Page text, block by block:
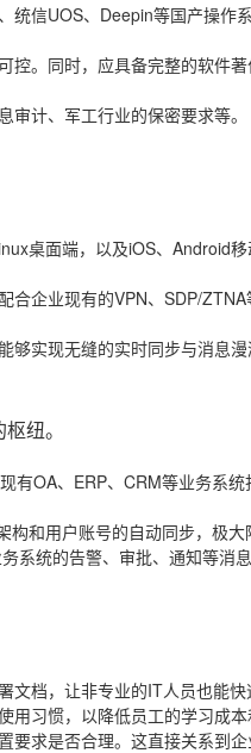
统信UOS、Deepin等国产操作
控。同时，应具备完整的软件
计、军工行业的保密要求等。
桌面端，以及iOS、Android
合企业现有的VPN、SDP/
实现无缝的实时同步与消息漫
纽。
有OA、ERP、CRM等业务系
和用户账号的自动同步，极大
系统的告警、审批、通知等消
档，让非专业的IT人员也能快
习惯，以降低员工的学习成本
求是否合理。这直接关系到企